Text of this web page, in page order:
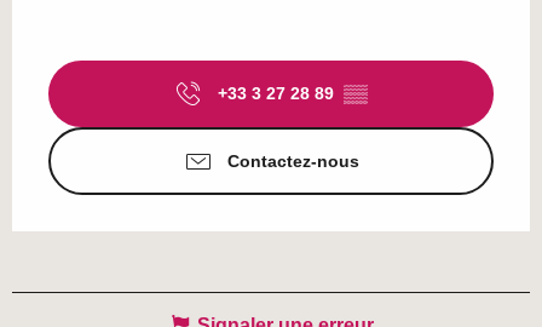
+33 3 27 28 89 ▒▒
Contactez-nous